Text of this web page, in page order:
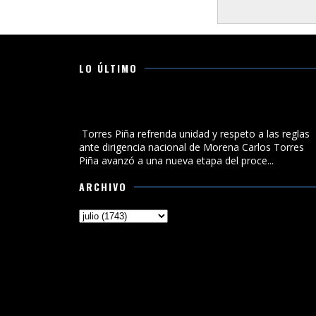
LO ÚLTIMO
Torres Piña refrenda unidad y respeto a las reglas
ante dirigencia nacional de Morena Carlos Torres
Piña avanzó a una nueva etapa del proce...
ARCHIVO